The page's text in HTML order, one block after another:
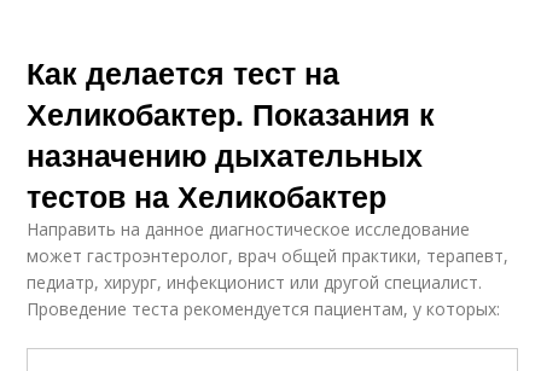
Как делается тест на
Хеликобактер. Показания к
назначению дыхательных
тестов на Хеликобактер
Направить на данное диагностическое исследование
может гастроэнтеролог, врач общей практики, терапевт,
педиатр, хирург, инфекционист или другой специалист.
Проведение теста рекомендуется пациентам, у которых: